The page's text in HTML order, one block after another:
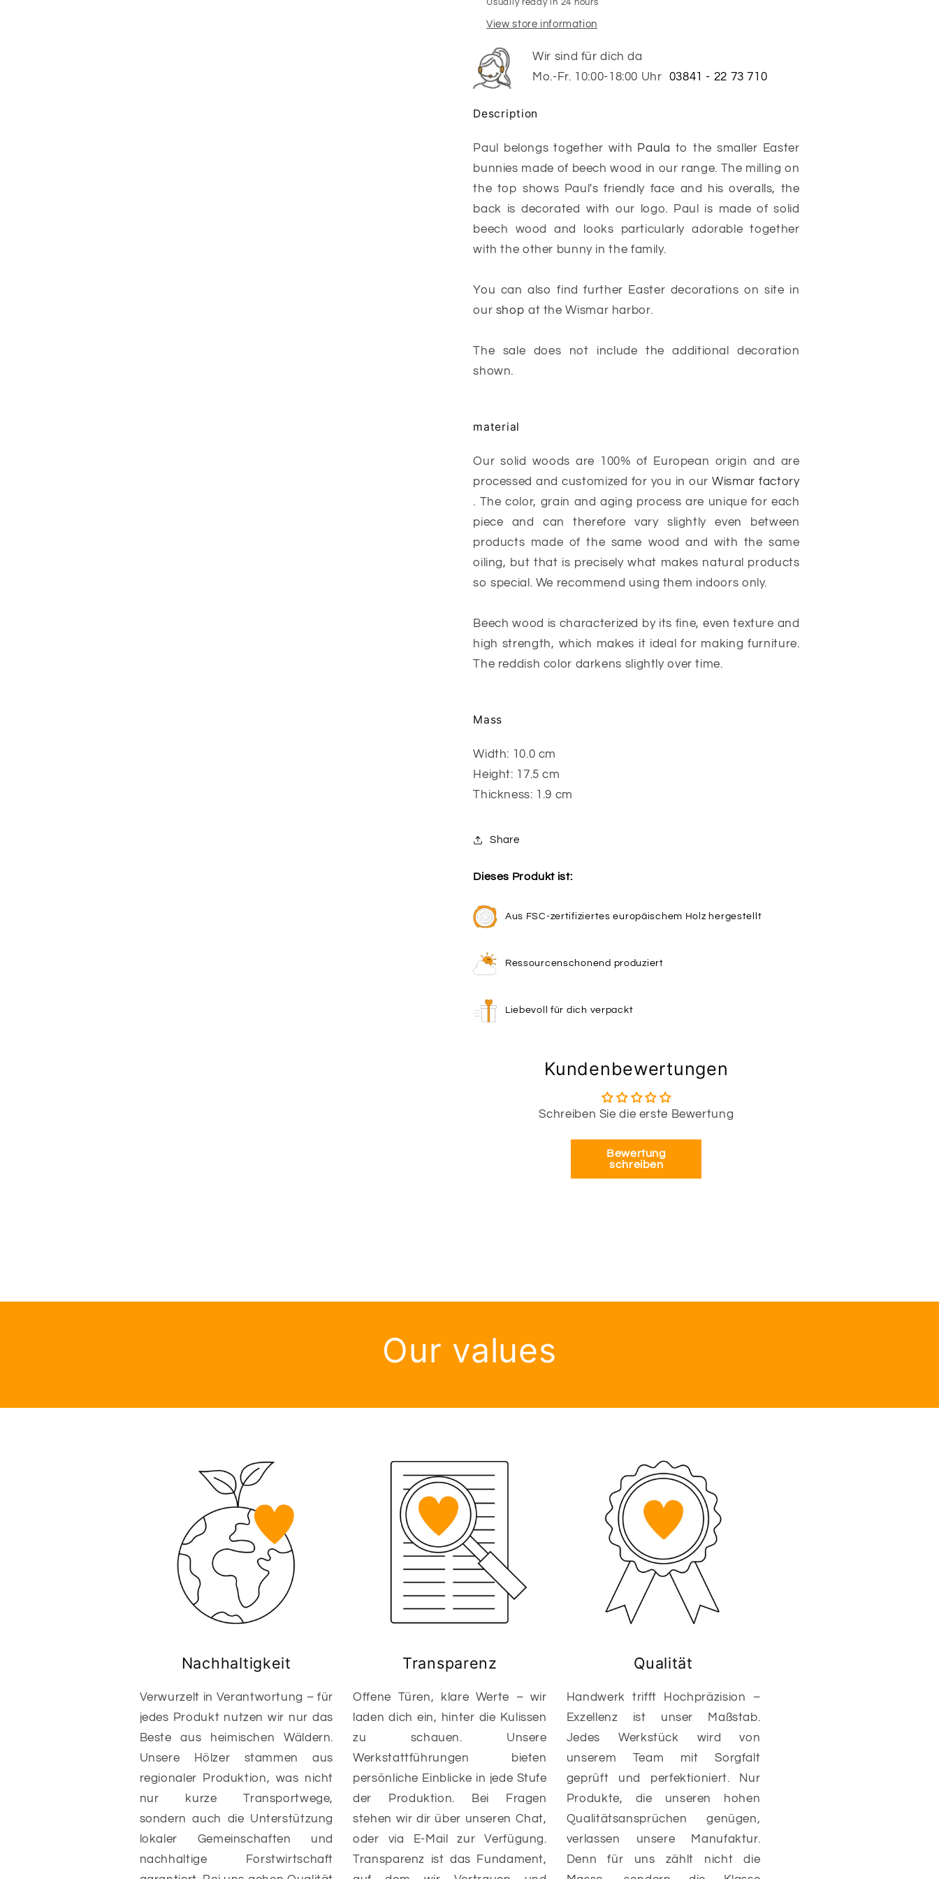
Usually ready in 24 hours
View store information
Wir sind für dich da
Mo.-Fr. 10:00-18:00 Uhr
03841 - 22 73 710
Description
Paul belongs together with Paula to the smaller Easter
bunnies made of beech wood in our range. The milling on
the top shows Paul's friendly face and his overalls, the
back is decorated with our logo. Paul is made of solid
beech wood and looks particularly adorable together
with the other bunny in the family.
You can also find further Easter decorations on site in
our shop at the Wismar harbor.
The sale does not include the additional decoration
shown.
material
Our solid woods are 100% of European origin and are
processed and customized for you in ourWismar factory
. The color, grain and aging process are unique for each
piece and can therefore vary slightly even between
products made of the same wood and with the same
oiling, but that is precisely what makes natural products
so special. We recommend using them indoors only.
Beech wood is characterized by its fine, even texture and
high strength, which makes it ideal for making furniture.
The reddish color darkens slightly over time.
Mass
Width: 10.0 cm
Height: 17.5 cm
Thickness: 1.9 cm
Share
Dieses Produkt ist:
Aus FSC-zertifiziertes europäischem Holz hergestellt
Ressourcenschonend produziert
Liebevoll für dich verpackt
Kundenbewertungen
Schreiben Sie die erste Bewertung
Bewertung
schreiben
Our values
Nachhaltigkeit
Verwurzelt in Verantwortung – für
jedes Produkt nutzen wir nur das
Beste aus heimischen Wäldern.
Unsere Hölzer stammen aus
regionaler Produktion, was nicht
nur kurze Transportwege,
sondern auch die Unterstützung
lokaler Gemeinschaften und
nachhaltige Forstwirtschaft
Transparenz
Offene Türen, klare Werte – wir
laden dich ein, hinter die Kulissen
zu schauen. Unsere
Werkstattführungen bieten
persönliche Einblicke in jede Stufe
der Produktion. Bei Fragen
stehen wir dir über unseren Chat,
oder via E-Mail zur Verfügung.
Transparenz ist das Fundament,
Qualität
Handwerk trifft Hochpräzision –
Exzellenz ist unser Maßstab.
Jedes Werkstück wird von
unserem Team mit Sorgfalt
geprüft und perfektioniert. Nur
Produkte, die unseren hohen
Qualitätsansprüchen genügen,
verlassen unsere Manufaktur.
Denn für uns zählt nicht die